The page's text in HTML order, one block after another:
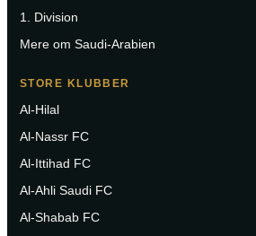
1. Division
Mere om Saudi-Arabien
STORE KLUBBER
Al-Hilal
Al-Nassr FC
Al-Ittihad FC
Al-Ahli Saudi FC
Al-Shabab FC